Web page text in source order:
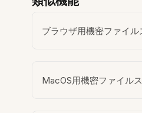
ブラウザ用機密ファイル
MacOS用機密ファイル